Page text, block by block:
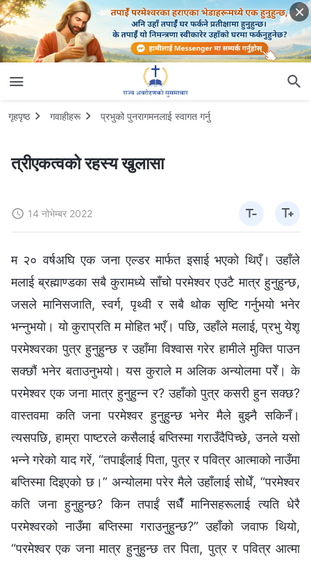
गृहपृष्ठ गवाहीहरू प्रभुको पुनरागमनलाई स्वागत गर्नु
त्रीएकत्वको रहस्य खुलासा
14 नोभेम्बर 2022
म २० वर्षअघि एक जना एल्डर मार्फत इसाई भएको थिएँ। उहाँले
मलाई ब्रह्माण्डका सबै कुरामध्ये साँचो परमेश्‍वर एउटै मात्र हुनुहुन्छ,
जसले मानिसजाति, स्वर्ग, पृथ्वी र सबै थोक सृष्टि गर्नुभयो भनेर
भन्‍नुभयो। यो कुराप्रति म मोहित भएँ। पछि, उहाँले मलाई, प्रभु येशू
परमेश्‍वरका पुत्र हुनुहुन्छ र उहाँमा विश्‍वास गरेर हामीले मुक्ति पाउन
सक्छौं भनेर बताउनुभयो। यस कुराले म अलिक अन्योलमा परेँ। के
परमेश्‍वर एक जना मात्र हुनुहुन्न र? उहाँको पुत्र कसरी हुन सक्छ?
वास्तवमा कति जना परमेश्‍वर हुनुहुन्छ भनेर मैले बुझ्नै सकिनँ।
त्यसपछि, हाम्रा पाष्टरले कसैलाई बप्तिस्मा गराउँदैपिच्छे, उनले यसो
भन्‍ने गरेको याद गरें, “तपाईंलाई पिता, पुत्र र पवित्र आत्माको नाउँमा
बप्तिस्मा दिइएको छ।” अन्योलमा परेर मैले उहाँलाई सोधेँ, “परमेश्‍वर
कति जना हुनुहुन्छ? किन तपाईं सधैँ मानिसहरूलाई त्यति धेरै
परमेश्‍वरको नाउँमा बप्तिस्मा गराउनुहुन्छ?” उहाँको जवाफ थियो,
“परमेश्‍वर एक जना मात्र हुनुहुन्छ तर पिता, पुत्र र पवित्र आत्मा